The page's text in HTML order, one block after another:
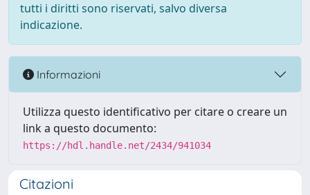
tutti i diritti sono riservati, salvo diversa
indicazione.
Informazioni
Utilizza questo identificativo per citare o creare un
link a questo documento:
https://hdl.handle.net/2434/941034
Citazioni